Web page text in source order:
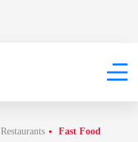
Restaurants Fast Food